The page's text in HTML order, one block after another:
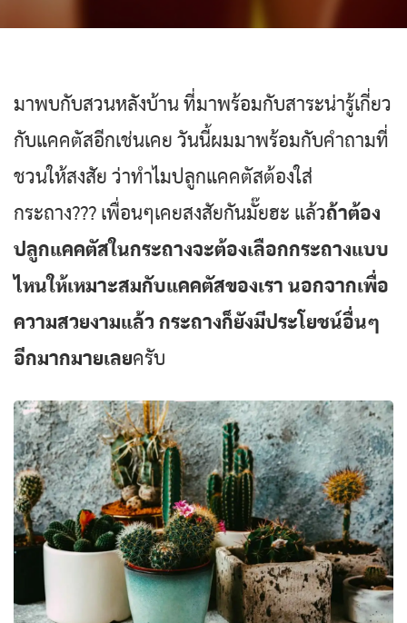
มาพบกับสวนหลังบ้าน ที่มาพร้อมกับสาระน่ารู้เกี่ยว
กับแคคตัสอีกเช่นเคย วันนี้ผมมาพร้อมกับคำถามที่
ชวนให้สงสัย ว่าทำไมปลูกแคคตัสต้องใส่
กระถาง??? เพื่อนๆเคยสงสัยกันมั๊ยฮะ แล้วถ้าต้อง
ปลูกแคคตัสในกระถางจะต้องเลือกกระถางแบบ
ไหนให้เหมาะสมกับแคคตัสของเรา นอกจากเพื่อ
ความสวยงามแล้ว กระถางก็ยังมีประโยชน์อื่นๆ
อีกมากมายเลยครับ